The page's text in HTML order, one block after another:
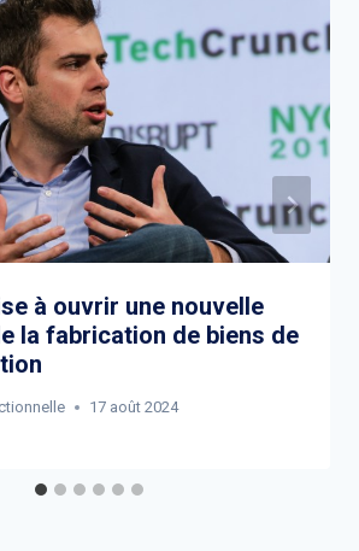
à ouvrir une nouvelle
la fabrication de biens de
17 août 2024